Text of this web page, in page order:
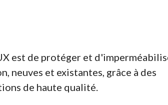
est de protéger et
neuves et existantes, grâce à des
de haute qualité.